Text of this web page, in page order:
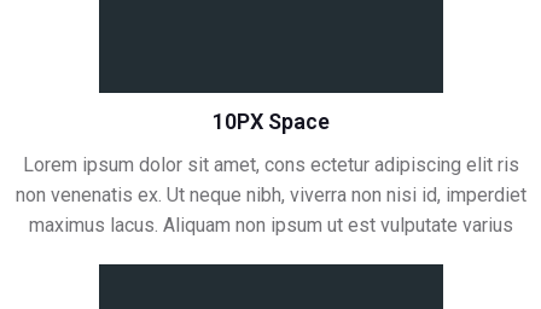
10PX Space
Lorem ipsum dolor sit amet, cons ectetur adipiscing elit ris
non venenatis ex. Ut neque nibh, viverra non nisi id, imperdiet
maximus lacus. Aliquam non ipsum ut est vulputate varius